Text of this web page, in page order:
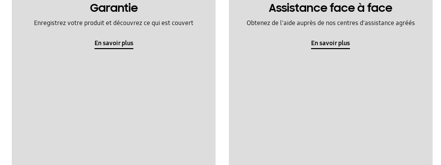
Garantie
Enregistrez votre produit et découvrez ce qui est couvert
En savoir plus
Assistance face à face
Obtenez de l'aide auprès de nos centres d'assistance agréés
En savoir plus